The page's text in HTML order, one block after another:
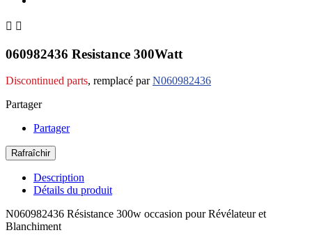
 
060982436 Resistance 300Watt
Discontinued parts, remplacé parN060982436
Partager
Partager
Description
Détails du produit
N060982436 Résistance 300w occasion pour Révélateur et
Blanchiment